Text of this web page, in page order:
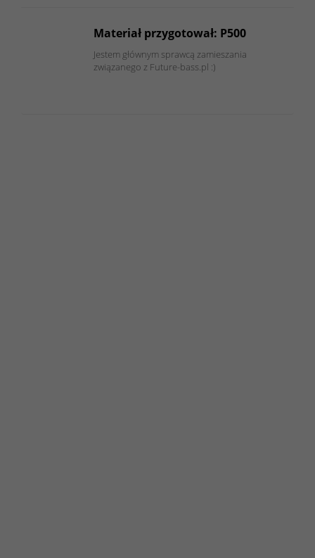
Materiał przygotował: P500
Jestem głównym sprawcą zamieszania
związanego z Future-bass.pl :)